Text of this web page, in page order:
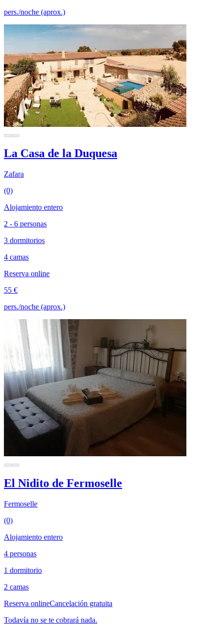
pers./noche (aprox.)
La Casa de la Duquesa
Zafara
(0)
Alojamiento entero
2 - 6 personas
3 dormitorios
4 camas
Reserva online
55 €
pers./noche (aprox.)
El Nidito de Fermoselle
Fermoselle
(0)
Alojamiento entero
4 personas
1 dormitorio
2 camas
Reserva onlineCancelación gratuita
Todavía no se te cobrará nada.